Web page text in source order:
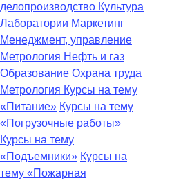
делопроизводство Культура
Лаборатории Маркетинг
Менеджмент, управление
Метрология Нефть и газ
Образование Охрана труда
Метрология Курсы на тему
«Питание» Курсы на тему
«Погрузочные работы»
Курсы на тему
«Подъемники» Курсы на
тему «Пожарная